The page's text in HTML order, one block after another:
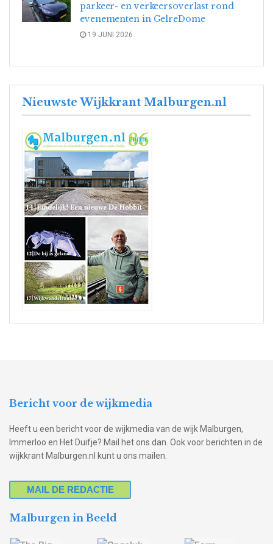
parkeer- en verkeersoverlast rond
evenementen in GelreDome
19 JUNI 2026
Nieuwste Wijkkrant Malburgen.nl
Bericht voor de wijkmedia
Heeft u een bericht voor de wijkmedia van de wijk Malburgen,
Immerloo en Het Duifje? Mail het ons dan. Ook voor berichten in de
wijkkrant Malburgen.nl kunt u ons mailen.
MAIL DE REDACTIE
Malburgen in Beeld